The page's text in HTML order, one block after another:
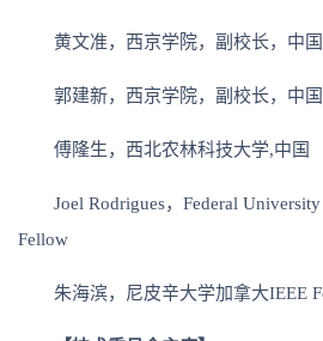
黄文准，西京学院，副校长，中国
郭建新，西京学院，副校长，中国
傅隆生，西北农林科技大学,中国
Joel Rodrigues，Federal
Fellow
朱海滨，尼皮辛大学加拿大IEEE